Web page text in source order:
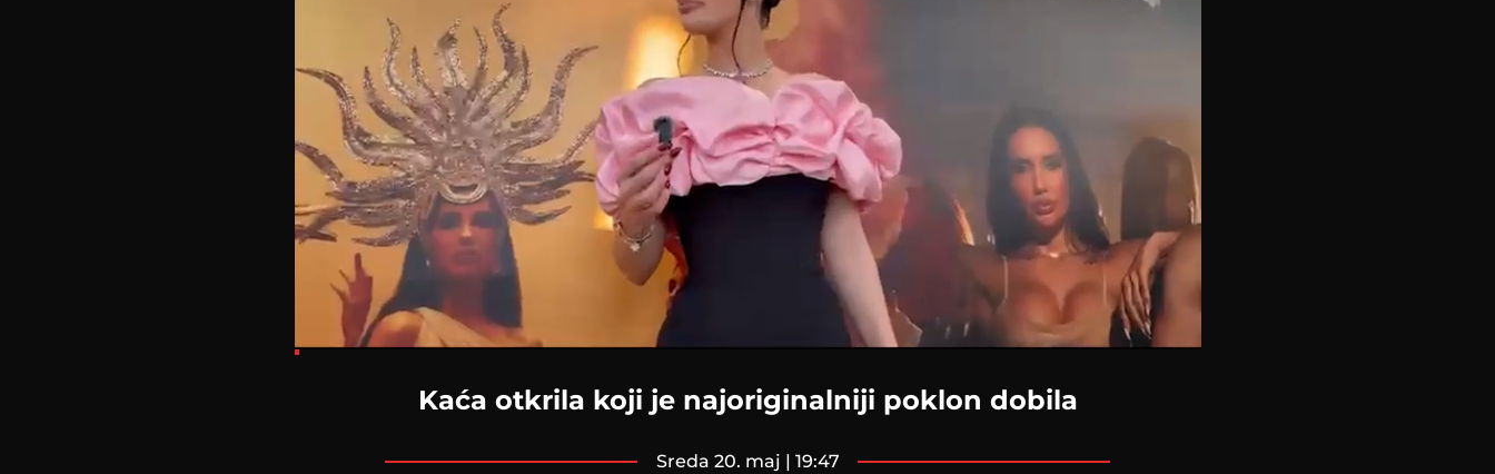
Kaća otkrila koji je najoriginalniji poklon dobila
sreda 20. maj | 19:47